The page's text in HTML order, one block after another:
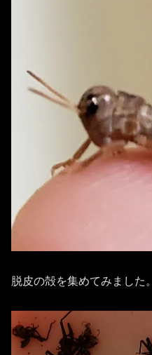
脱皮の殻を集めてみました。